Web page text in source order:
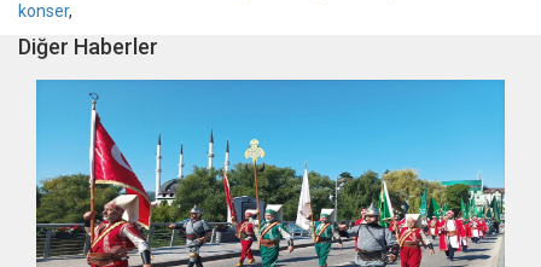
konser,
Diğer Haberler